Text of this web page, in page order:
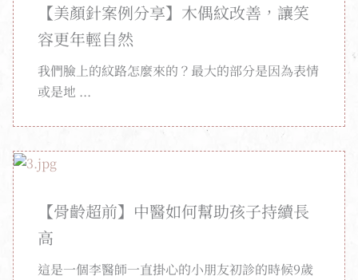
【美顏針案例分享】木偶紋改善，讓笑
容更年輕自然
我們臉上的紋路怎麼來的？最大的部分是因為表情
或是地 ...
【骨齡超前】中醫如何幫助孩子持續長
高
這是一個李醫師一直掛心的小朋友初診的時候9歲